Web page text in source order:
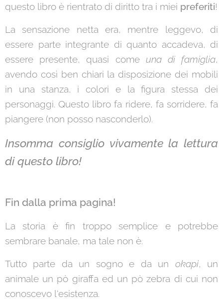
questo libro è rientrato di diritto tra i miei preferiti!
La sensazione netta era, mentre leggevo, di
essere parte integrante di quanto accadeva, di
essere presente, quasi come una di famiglia,
avendo così ben chiari la disposizione dei mobili
in una stanza, i colori e la figura stessa dei
personaggi. Questo libro fa ridere, fa sorridere, fa
piangere (non posso nasconderlo).
Insomma consiglio vivamente la lettura
di questo libro!
Fin dalla prima pagina!
La storia è fin troppo semplice e potrebbe
sembrare banale, ma tale non è.
Tutto parte da un sogno e da un okapi, un
animale un pò giraffa ed un pò zebra di cui non
conoscevo l'esistenza.